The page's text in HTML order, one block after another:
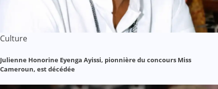
Culture
Julienne Honorine Eyenga Ayissi, pionnière du concours Miss
Cameroun, est décédée